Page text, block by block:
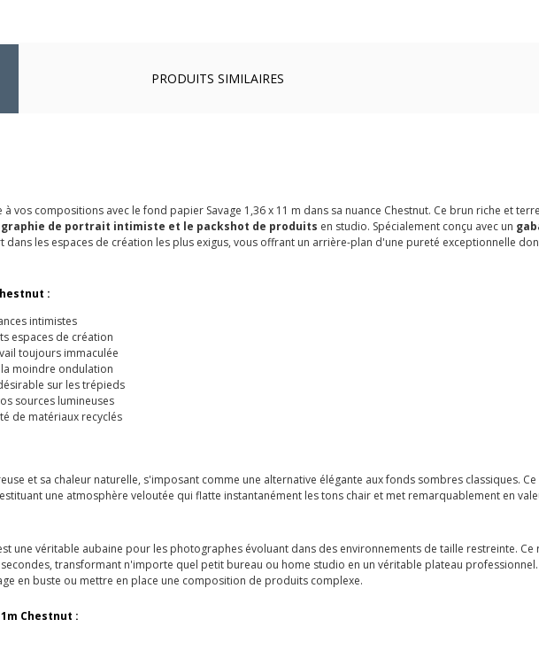
PRODUITS SIMILAIRES
compositions avec le fond papier Savage 1,36 x 11 m dans sa nuance Chestnut. Ce brun riche et
de portrait intimiste et le packshot de produits en studio. Spécialement conçu avec un
les espaces de création les plus exigus, vous offrant un arrière-plan d'une pureté exceptionnelle
:
intimistes
espaces de création
toujours immaculée
moindre ondulation
sur les trépieds
sources lumineuses
de matériaux recyclés
et sa chaleur naturelle, s'imposant comme une alternative élégante aux fonds sombres classiques.
une atmosphère veloutée qui flatte instantanément les tons chair et met remarquablement en
une véritable aubaine pour les photographes évoluant dans des environnements de taille restreinte. Ce
transformant n'importe quel petit bureau ou home studio en un véritable plateau
en buste ou mettre en place une composition de produits complexe.
Chestnut :